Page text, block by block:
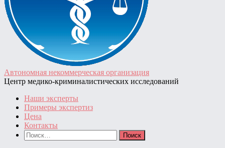
Автономная некоммерческая организация
Центр медико-криминалистических исследований
Наши эксперты
Примеры экспертиз
Цена
Контакты
Найти: